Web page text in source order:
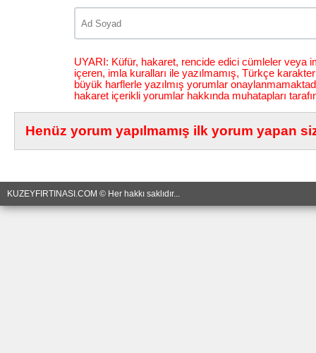
UYARI: Küfür, hakaret, rencide edici cümleler veya
içeren, imla kuralları ile yazılmamış, Türkçe
büyük harflerle yazılmış yorumlar
hakaret içerikli yorumlar hakkında muhatapları
Henüz yorum yapılmamış ilk yorum yapan
KUZEYFIRTINASI.COM © Her hakkı saklıdır...